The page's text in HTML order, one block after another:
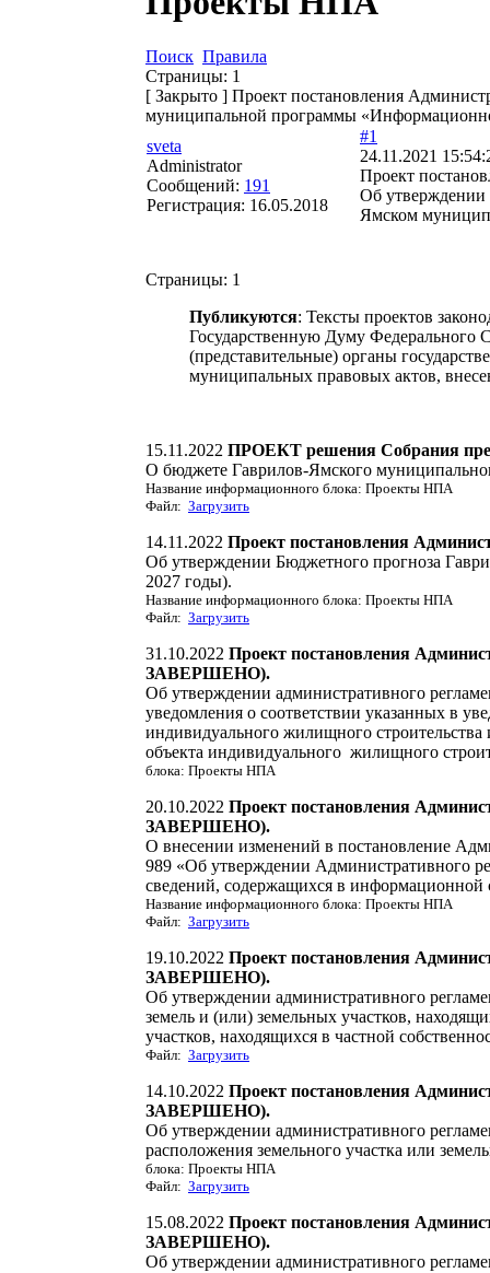
Поиск Правила
Страницы: 1
[ Закрыто ] Проект постановления
муниципальной программы
sveta
Administrator
Сообщений: 191
Регистрация: 16.05.2018
#1
24.11.2021
Проект
Об
Ямском
Страницы: 1
Публикуются: Тексты проектов
Государственную Думу Федерального
(представительные) органы
муниципальных правовых актов,
15.11.2022 ПРОЕКТ решения Собрания
О бюджете Гаврилов-Ямского
Название информационного блока: Проекты НПА
Файл: Загрузить
14.11.2022 Проект постановления
Об утверждении Бюджетного прогноза
2027 годы).
Название информационного блока: Проекты НПА
Файл: Загрузить
31.10.2022 Проект постановления
ЗАВЕРШЕНО).
Об утверждении административного
уведомления о соответствии указанных в
индивидуального жилищного
объекта индивидуального жилищного
блока: Проекты НПА
20.10.2022 Проект постановления
ЗАВЕРШЕНО).
О внесении изменений в постановление
989 «Об утверждении Административного
сведений, содержащихся в информационной
Название информационного блока: Проекты НПА
Файл: Загрузить
19.10.2022 Проект постановления
ЗАВЕРШЕНО).
Об утверждении административного
земель и (или) земельных участков,
участков, находящихся в частной
Файл: Загрузить
14.10.2022 Проект постановления
ЗАВЕРШЕНО).
Об утверждении административного
расположения земельного участка или
блока: Проекты НПА
Файл: Загрузить
15.08.2022 Проект постановления
ЗАВЕРШЕНО).
Об утверждении административного